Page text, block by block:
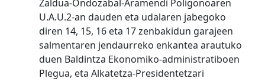
Zaldua-Ondozabal-Aramendi Poligonoaren
U.A.U.2-an dauden eta udalaren jabegoko
diren 14, 15, 16 eta 17 zenbakidun garajeen
salmentaren jendaurreko enkantea arautuko
duen Baldintza Ekonomiko-administratiboen
Plegua, eta Alkatetza-Presidentetzari